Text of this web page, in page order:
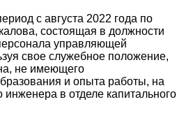
с августа 2022 года по
состоящая в должности
управляющей
свое служебное положение,
не имеющего
и опыта работы, на
в отделе капитального